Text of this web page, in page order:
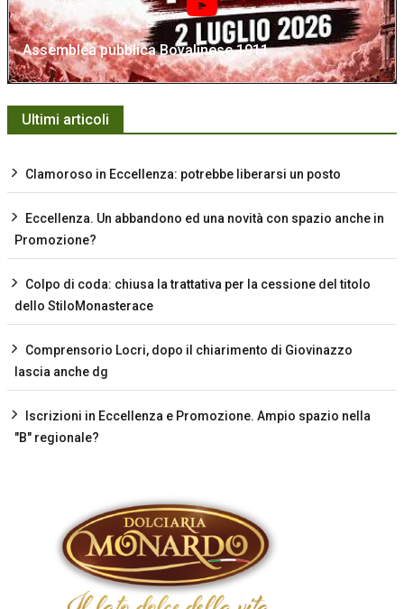
Assemblea pubblica Bovalinese 1911
Ultimi articoli
Clamoroso in Eccellenza: potrebbe liberarsi un posto
Eccellenza. Un abbandono ed una novità con spazio anche in
Promozione?
Colpo di coda: chiusa la trattativa per la cessione del titolo
dello StiloMonasterace
Comprensorio Locri, dopo il chiarimento di Giovinazzo
lascia anche dg
Iscrizioni in Eccellenza e Promozione. Ampio spazio nella
"B" regionale?